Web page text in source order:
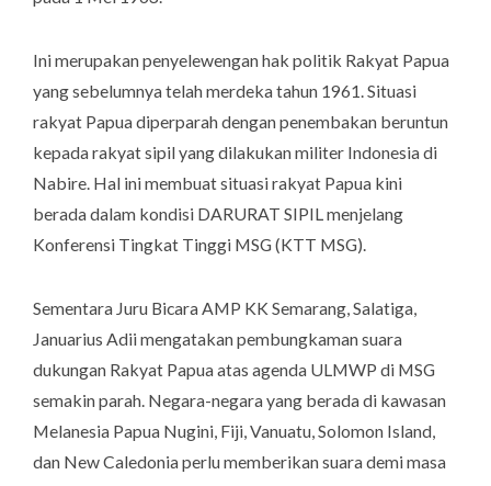
Ini merupakan penyelewengan hak politik Rakyat Papua
yang sebelumnya telah merdeka tahun 1961. Situasi
rakyat Papua diperparah dengan penembakan beruntun
kepada rakyat sipil yang dilakukan militer Indonesia di
Nabire. Hal ini membuat situasi rakyat Papua kini
berada dalam kondisi DARURAT SIPIL menjelang
Konferensi Tingkat Tinggi MSG (KTT MSG).
Sementara Juru Bicara AMP KK Semarang, Salatiga,
Januarius Adii mengatakan pembungkaman suara
dukungan Rakyat Papua atas agenda ULMWP di MSG
semakin parah. Negara-negara yang berada di kawasan
Melanesia Papua Nugini, Fiji, Vanuatu, Solomon Island,
dan New Caledonia perlu memberikan suara demi masa